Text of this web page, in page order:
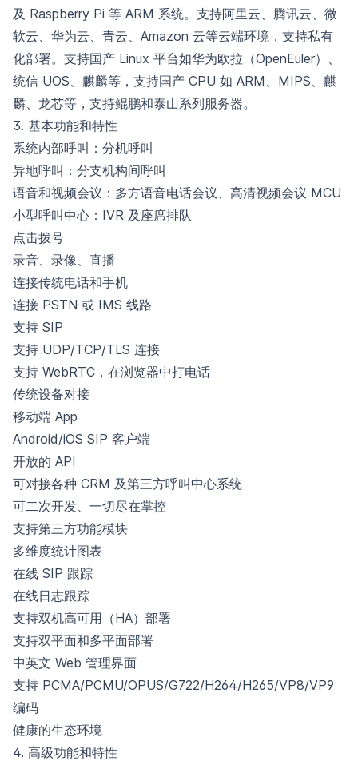
及 Raspberry Pi 等 ARM 系统。支持阿里云、腾讯云、微
软云、华为云、青云、Amazon 云等云端环境，支持私有
化部署。支持国产 Linux 平台如华为欧拉（OpenEuler）、
统信 UOS、麒麟等，支持国产 CPU 如 ARM、MIPS、麒
麟、龙芯等，支持鲲鹏和泰山系列服务器。
3. 基本功能和特性
系统内部呼叫：分机呼叫
异地呼叫：分支机构间呼叫
语音和视频会议：多方语音电话会议、高清视频会议 MCU
小型呼叫中心：IVR 及座席排队
点击拨号
录音、录像、直播
连接传统电话和手机
连接 PSTN 或 IMS 线路
支持 SIP
支持 UDP/TCP/TLS 连接
支持 WebRTC，在浏览器中打电话
传统设备对接
移动端 App
Android/iOS SIP 客户端
开放的 API
可对接各种 CRM 及第三方呼叫中心系统
可二次开发、一切尽在掌控
支持第三方功能模块
多维度统计图表
在线 SIP 跟踪
在线日志跟踪
支持双机高可用（HA）部署
支持双平面和多平面部署
中英文 Web 管理界面
支持 PCMA/PCMU/OPUS/G722/H264/H265/VP8/VP9
编码
健康的生态环境
4. 高级功能和特性